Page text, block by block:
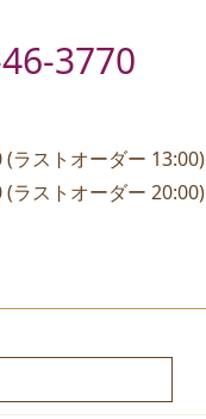
3770
(ラストオーダー 13:00)
(ラストオーダー 20:00)